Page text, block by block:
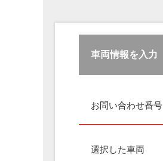
車両情報を入力
お問い合わせ番号
選択した車両